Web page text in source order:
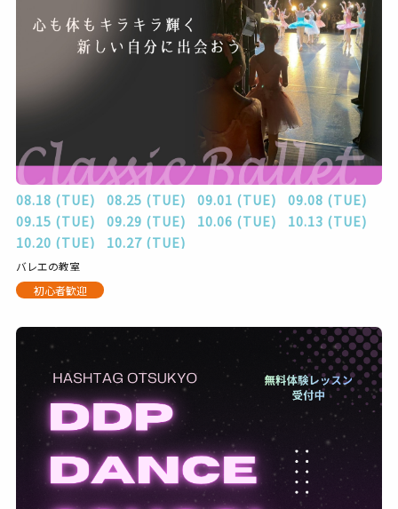
08.18 (TUE) 08.25 (TUE) 09.01 (TUE)
09.08 (TUE)
09.15 (TUE)
09.29 (TUE) 10.06 (TUE)
10.13 (TUE)
10.20 (TUE)
10.27 (TUE)
バレエの教室
初心者歓迎